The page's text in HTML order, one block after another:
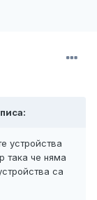
устройства
така че няма
са